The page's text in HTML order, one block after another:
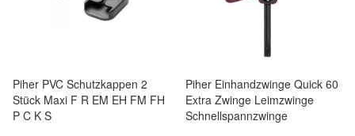
Piher PVC Schutzkappen 2
Stück Maxi F R EM EH FM FH
P C K S
Piher Einhandzwinge Quick 60
Extra Zwinge Leimzwinge
Schnellspannzwinge